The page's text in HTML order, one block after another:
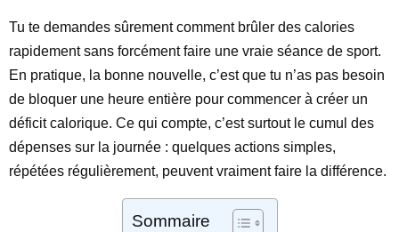
Tu te demandes sûrement comment brûler des calories
rapidement sans forcément faire une vraie séance de sport.
En pratique, la bonne nouvelle, c’est que tu n’as pas besoin
de bloquer une heure entière pour commencer à créer un
déficit calorique. Ce qui compte, c’est surtout le cumul des
dépenses sur la journée : quelques actions simples,
répétées régulièrement, peuvent vraiment faire la différence.
Sommaire